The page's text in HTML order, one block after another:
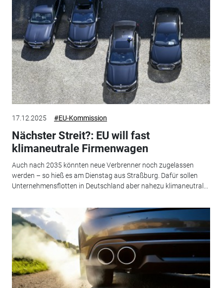
17.12.2025 #EU-Kommission
Nächster Streit?: EU will fast
klimaneutrale Firmenwagen
Auch nach 2035 könnten neue Verbrenner noch zugelassen
werden – so hieß es am Dienstag aus Straßburg. Dafür sollen
Unternehmensflotten in Deutschland aber nahezu klimaneutral...